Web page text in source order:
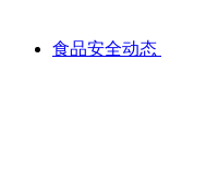
食品安全动态